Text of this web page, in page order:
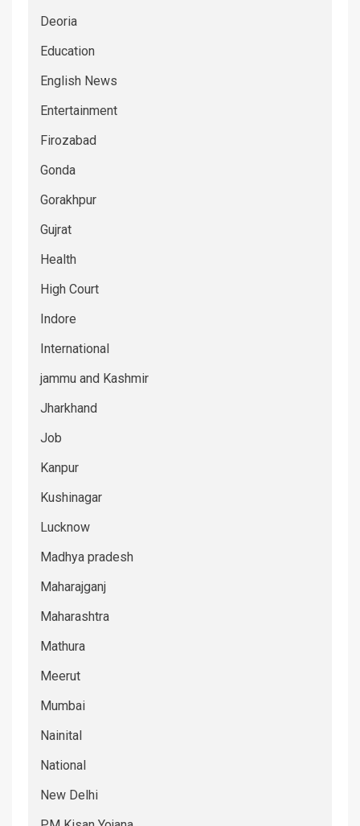
Deoria
Education
English News
Entertainment
Firozabad
Gonda
Gorakhpur
Gujrat
Health
High Court
Indore
International
jammu and Kashmir
Jharkhand
Job
Kanpur
Kushinagar
Lucknow
Madhya pradesh
Maharajganj
Maharashtra
Mathura
Meerut
Mumbai
Nainital
National
New Delhi